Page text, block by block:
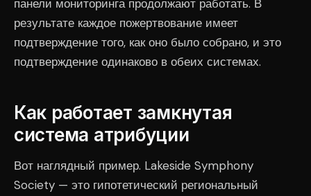
панели мониторинга продолжают работать. В
результате каждое пожертвование имеет
подтверждение того, как оно было собрано, и это
подтверждение одинаково в обеих системах.
Как работает замкнутая
система атрибуции
Вот наглядный пример. Lakeside Symphony
Society — это гипотетический региональный